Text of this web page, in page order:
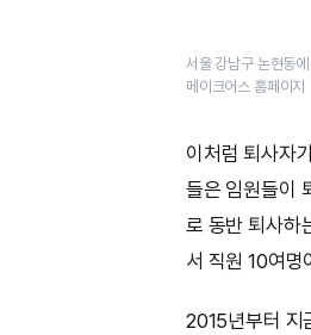
서울 강남구 논현동
메이크어스 홈페이지
이처럼 퇴사자
들은 임원들이
로 동반 퇴사하
서 직원 10여명
2015년부터 지